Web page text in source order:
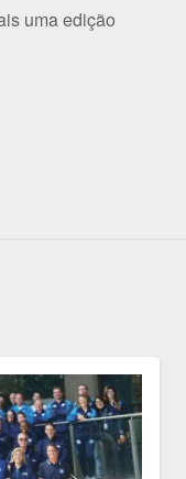
uma edição